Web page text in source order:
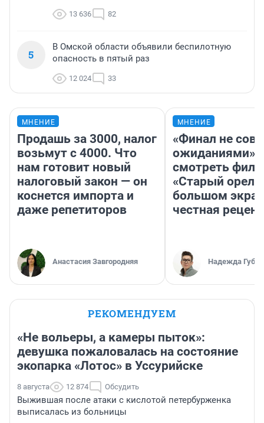
13 636 82
5
В Омской области объявили беспилотную
опасность в пятый раз
12 024 33
МНЕНИЕ
Продашь за 3000, налог
возьмут с 4000. Что
нам готовит новый
налоговый закон — он
коснется импорта и
даже репетиторов
Анастасия Завгородняя
МНЕНИЕ
«Финал не
ожиданиями»:
смотреть
«Старый орел»
большом
честная
Надежда
РЕКОМЕНДУЕМ
«Не вольеры, а камеры пыток»:
девушка пожаловалась на состояние
экопарка «Лотос» в Уссурийске
8 августа 12 874 Обсудить
Выжившая после атаки с кислотой петербурженка
выписалась из больницы